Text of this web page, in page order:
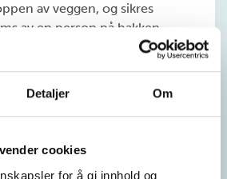
Detaljer Om
cookies
for å gi innhold og
av veggen, og sikres
av en person på bakken.
at tauet alltid er stramt mens
er et selvsikringssystem, som
tau som henger fra en
Denne trommelen